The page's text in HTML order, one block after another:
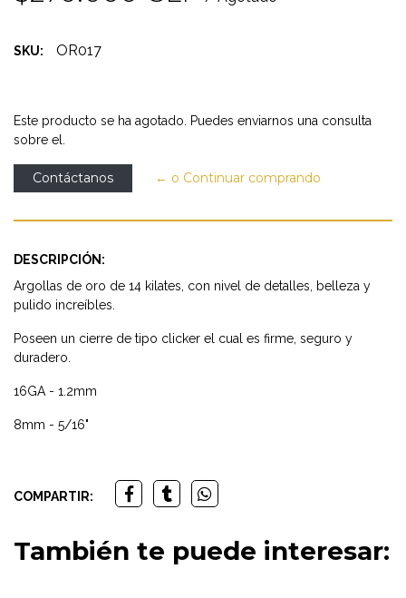
SKU: OR017
Este producto se ha agotado. Puedes enviarnos una consulta
sobre el.
Contáctanos ← o Continuar comprando
DESCRIPCIÓN:
Argollas de oro de 14 kilates, con nivel de detalles, belleza y
pulido increíbles.
Poseen un cierre de tipo clicker el cual es firme, seguro y
duradero.
16GA - 1.2mm
8mm - 5/16"
COMPARTIR:
También te puede interesar: